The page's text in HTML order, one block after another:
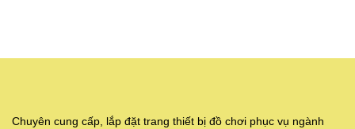
Chuyên cung cấp, lắp đặt trang thiết bị đồ chơi phục vụ ngành